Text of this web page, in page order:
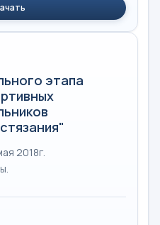
этапа
2018г.